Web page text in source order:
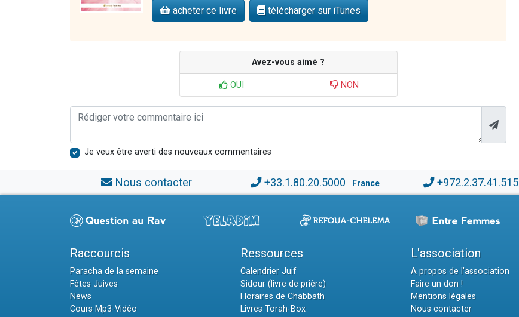
acheter ce livre télécharger sur iTunes
Avez-vous aimé ?
OUI NON
Je veux être averti des nouveaux commentaires
Nous contacter +33.1.80.20.5000 France +972.2.37.41.515
Raccourcis
Paracha de la semaine
Fêtes Juives
News
Cours Mp3-Vidéo
Ressources
Calendrier Juif
Sidour (livre de prière)
Horaires de Chabbath
Livres Torah-Box
L'association
A propos de l'association
Faire un don !
Mentions légales
Nous contacter